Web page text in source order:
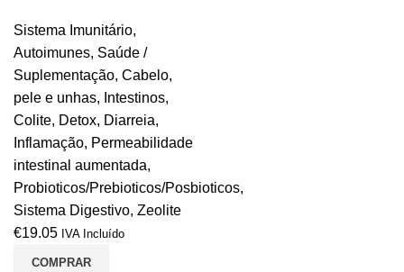
Sistema Imunitário,
Autoimunes, Saúde /
Suplementação, Cabelo,
pele e unhas, Intestinos,
Colite, Detox, Diarreia,
Inflamação, Permeabilidade
intestinal aumentada,
Probioticos/Prebioticos/Posbioticos,
Sistema Digestivo, Zeolite
€19.05 IVA Incluído
COMPRAR